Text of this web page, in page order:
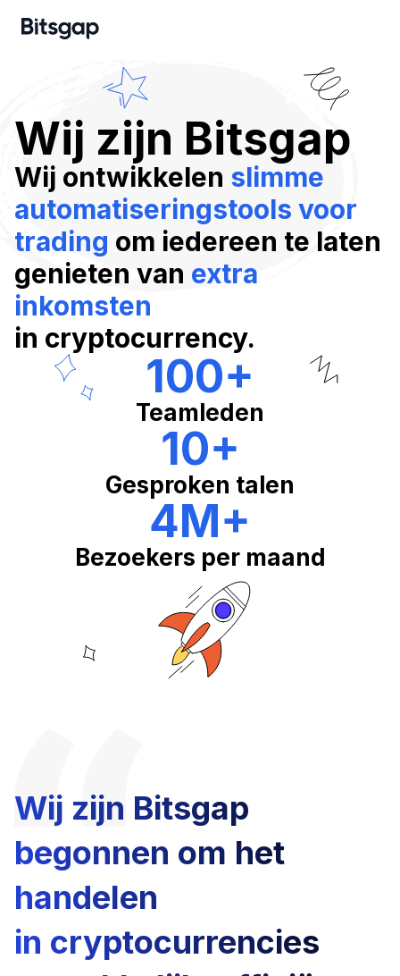
Wij zijn Bitsgap
Wij ontwikkelen slimme
automatiseringstools voor
trading om iedereen te laten
genieten van extra
inkomsten
in cryptocurrency.
100+
Teamleden
10+
Gesproken talen
4M+
Bezoekers per maand
Wij zijn Bitsgap
begonnen om het
handelen
in cryptocurrencies